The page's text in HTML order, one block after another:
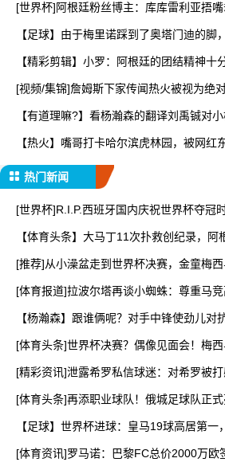
[世界杯]阿根廷粉丝博主：库库雷利亚捂嘴
【足球】由于梅里诺踩到了奥塔门迪的脚
【精彩剪辑】小罗：阿根廷的团结精神十
[视频/集锦]詹姆斯下家传闻热火被视为绝
【有道理嘛?】看杨瀚森的翻译刘禹铖对
【热火】嘴哥打卡哈尔滨虎林园，被网红
热门新闻
[世界杯]R.I.P.西班牙国内庆祝世界杯夺冠
【体育头条】大马丁11次扑救创纪录，
[推荐]从小澡盆走到世界杯决赛，金童梅
[体育报道]拉波尔塔再谈小蜘蛛：尊重马
【杨瀚森】跟谁俩呢？对手中锋使劲儿对
[体育头条]世界杯决赛？偶像见面会！梅
[精彩资讯]泄露希罗私信球迷：对希罗被
[体育头条]再添职业球队！俄城足球队正
【足球】世界杯进球：皇马19球高居第
[体育资讯]罗马诺：巴黎FC总价2000万欧